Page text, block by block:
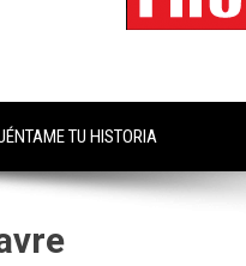
TU HISTORIA